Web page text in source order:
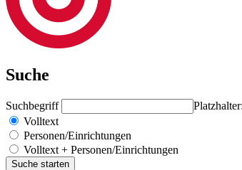
Suche
Suchbegriff
Volltext
Personen/Einrichtungen
Volltext + Personen/Einrichtungen